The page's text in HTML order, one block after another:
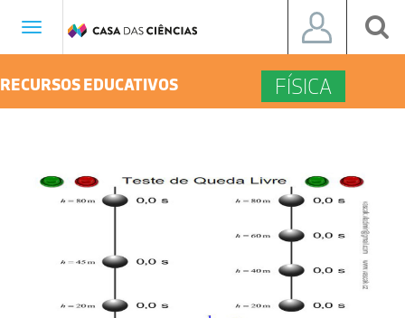
Toggle
RECURSOS EDUCATIVOS FÍSICA